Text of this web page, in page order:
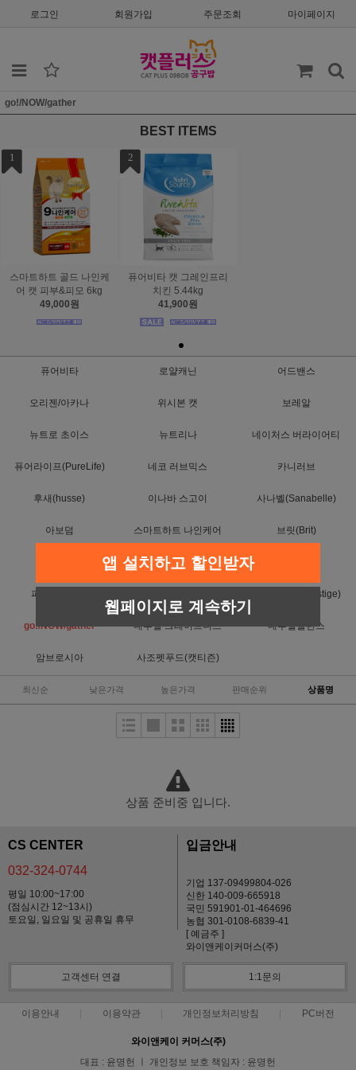
로그인 회원가입 주문조회 마이페이지
go!/NOW/gather
BEST ITEMS
1
스마트하트 골드 나인케
어 캣 피부&피모 6kg
49,000원
2
퓨어비타 캣 그레인프리
치킨 5.44kg
41,900원
퓨어비타 로얄캐닌 어드밴스
오리젠/아카나 위시본 캣 보레알
뉴트로 초이스 뉴트리나 네이처스 버라이어티
퓨어라이프(PureLife) 네코 러브믹스 카니러브
후새(husse) 이나바 스고이 사나벨(Sanabelle)
아보덤 스마트하트 나인케어 브릿(Brit)
캐츠랑
퍼스트초이스 프레스티지(Prestige)
go!/NOW/gather 내추럴 그레이트니스 내추럴발란스
암브로시아 사조펫푸드(캣티즌)
최신순 낮은가격 높은가격 판매순위 상품명
상품 준비중 입니다.
CS CENTER
032-324-0744
평일 10:00~17:00
(점심시간 12~13시)
토요일, 일요일 및 공휴일 휴무
입금안내
기업 137-09499804-026
신한 140-009-665918
국민 591901-01-464696
농협 301-0108-6839-41
[ 예금주 ]
와이앤케이커머스(주)
고객센터 연결 1:1문의
이용안내 이용약관 개인정보처리방침 PC버전
와이앤케이 커머스(주)
대표 : 윤명헌 ㅣ 개인정보 보호 책임자 : 윤명헌
앱 설치하고 할인받자
웹페이지로 계속하기